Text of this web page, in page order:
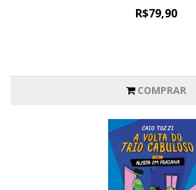
R$79,90
COMPRAR